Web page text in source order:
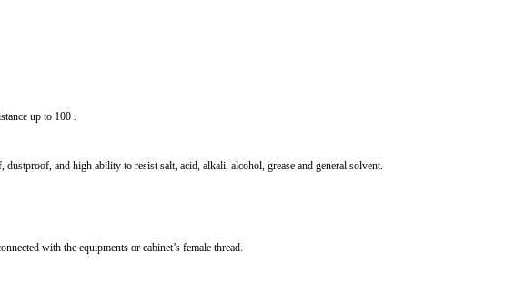
up to 100 .
and high ability to resist salt, acid, alkali, alcohol, grease and general solvent.
with the equipments or cabinet’s female thread.